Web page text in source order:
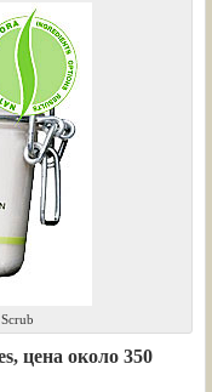
цена около 350